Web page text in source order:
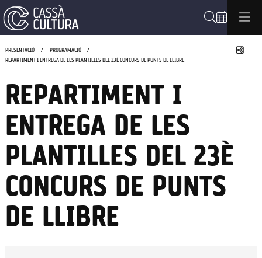
PRESENTACIÓ
PROGRAMACIÓ
REPARTIMENT I ENTREGA DE LES PLANTILLES DEL 23È CONCURS DE PUNTS DE LLIBRE
REPARTIMENT I
ENTREGA DE LES
PLANTILLES DEL 23È
CONCURS DE PUNTS
DE LLIBRE